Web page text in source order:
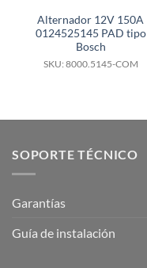
Alternador 12V 150A
0124525145 PAD tipo
Bosch
SKU: 8000.5145-COM
SOPORTE TÉCNICO
Garantías
Guía de instalación